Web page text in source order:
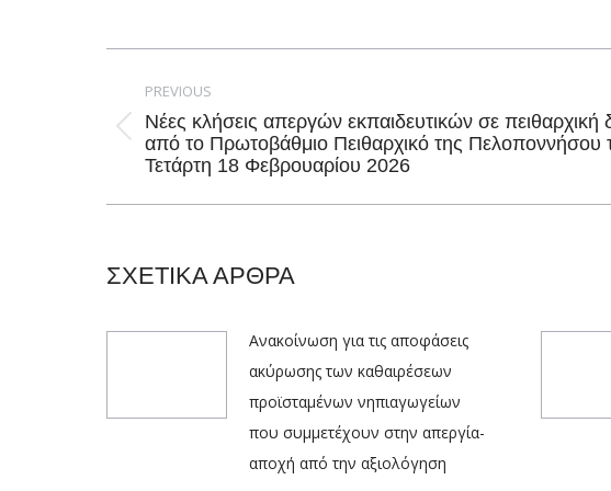
navigation
PREVIOUS
Previous
post:
Νέες κλήσεις απεργών εκπαιδευτικών σε πειθαρχική
από το Πρωτοβάθμιο Πειθαρχικό της Πελοποννήσου
Τετάρτη 18 Φεβρουαρίου 2026
ΣΧΕΤΙΚΑ ΑΡΘΡΑ
Ανακοίνωση για τις αποφάσεις
ακύρωσης των καθαιρέσεων
προϊσταμένων νηπιαγωγείων
που συμμετέχουν στην απεργία-
αποχή από την αξιολόγηση